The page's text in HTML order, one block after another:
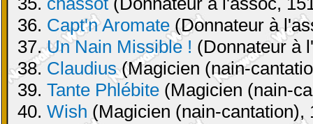
36. Capt'n Aromate(Donnateur à
37.Un Nain Missible ! (Donnateur à
38.Claudius(Magicien (nain-
39. Tante Phlébite (Magicien (nain-
40. Wish (Magicien (nain-cantation),